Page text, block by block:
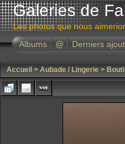
Galeries de
Les photos que nous
Albums
@ Derniers
Accueil > Aubade / Lingerie >